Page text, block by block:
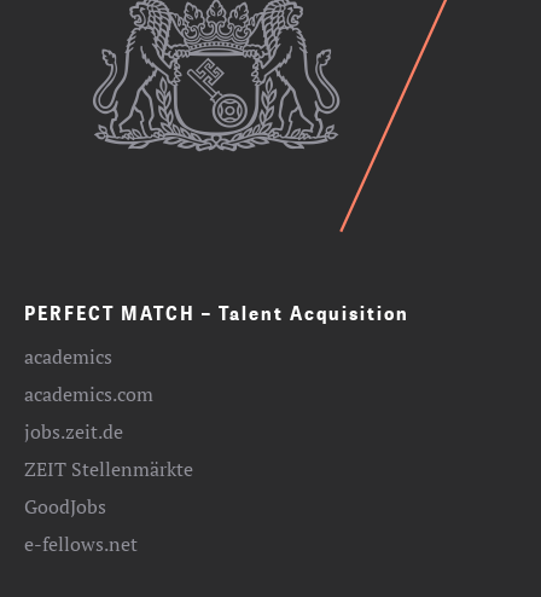
PERFECT MATCH – Talent Acquisition
academics
academics.com
jobs.zeit.de
ZEIT Stellenmärkte
GoodJobs
e-fellows.net